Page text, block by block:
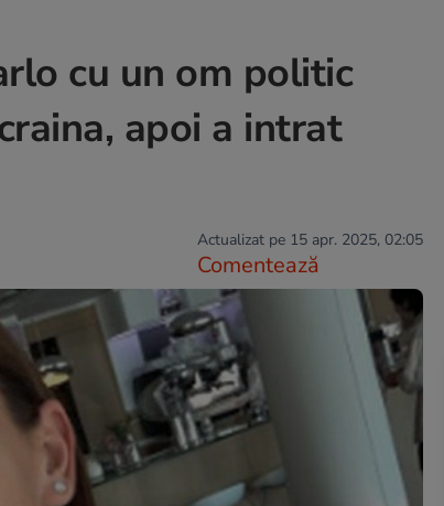
cu un om politic
apoi a intrat
Actualizat pe 15 apr. 2025, 02:05
Comentează